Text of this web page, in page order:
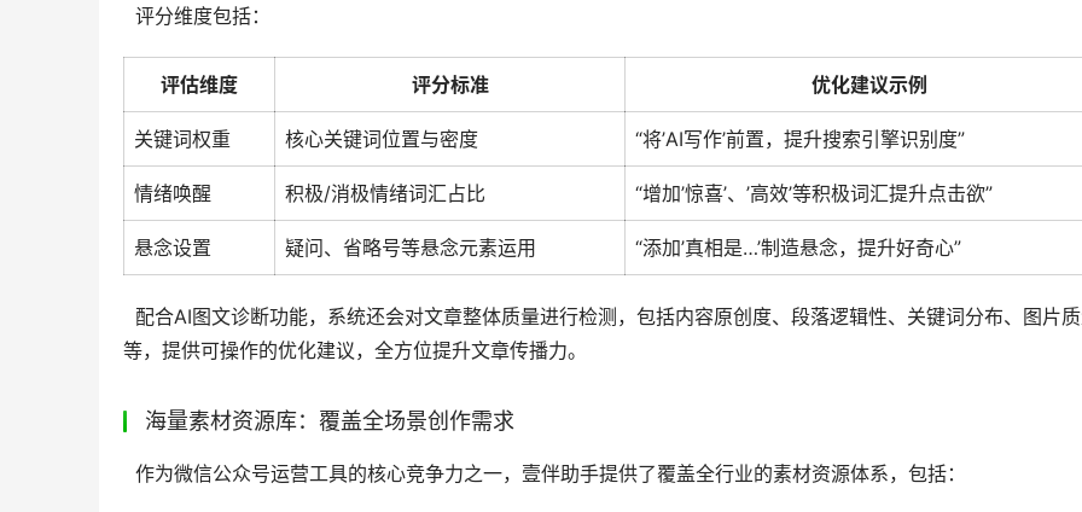
  评分维度包括：
评估维度 评分标准 优化建议示例
关键词权重 核心关键词位置与密度 “将’AI写作’前置，提升搜索引擎识别度”
情绪唤醒 积极/消极情绪词汇占比 “增加’惊喜’、’高效’等积极词汇提升点击欲”
悬念设置 疑问、省略号等悬念元素运用 “添加’真相是…’制造悬念，提升好奇心”
等，提供可操作的优化建议，全方位提升文章传播力。
海量素材资源库：覆盖全场景创作需求
  作为微信公众号运营工具的核心竞争力之一，壹伴助手提供了覆盖全行业的素材资源体系，包括：